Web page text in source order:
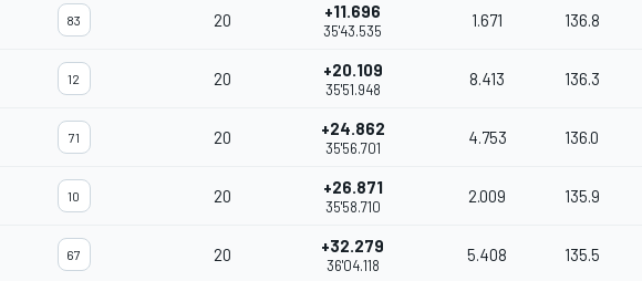
83 20 +11.696
35'43.535
1.671 136.8
12 20 +20.109
35'51.948
8.413 136.3
71 20 +24.862
35'56.701
4.753 136.0
10 20 +26.871
35'58.710
2.009 135.9
67 20 +32.279
36'04.118
5.408 135.5